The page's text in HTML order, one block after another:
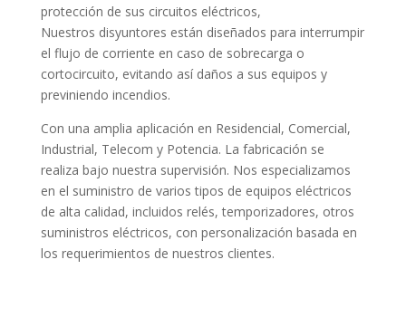
protección de sus circuitos eléctricos,
Nuestros disyuntores están diseñados para interrumpir
el flujo de corriente en caso de sobrecarga o
cortocircuito, evitando así daños a sus equipos y
previniendo incendios.
Con una amplia aplicación en Residencial, Comercial,
Industrial, Telecom y Potencia. La fabricación se
realiza bajo nuestra supervisión. Nos especializamos
en el suministro de varios tipos de equipos eléctricos
de alta calidad, incluidos relés, temporizadores, otros
suministros eléctricos, con personalización basada en
los requerimientos de nuestros clientes.